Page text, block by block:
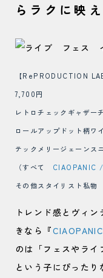
らラクに映
【RePRODUCTION
7,700円
レトロチェックギャザ
ロールアップドット柄
テックメリージェーンス
（すべて CIAOPANIC
その他スタイリスト私物
トレンド感とヴィ
きなら『CIAOPANIC
のは「フェスやライ
という子にぴった